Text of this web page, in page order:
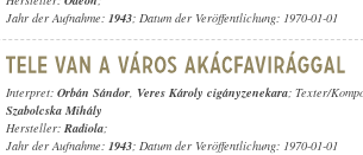
Jahr der Aufnahme: 1943; Datum der Veröffentlichung: 1970-01-01
Interpret: Orbán Sándor, Veres Károly cigányzenekara; Texter/
Szabolcska Mihály
Hersteller: Radiola;
Jahr der Aufnahme: 1943; Datum der Veröffentlichung: 1970-01-01